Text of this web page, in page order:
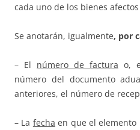
cada uno de los bienes
Se anotarán, igualmente, por
– El número de factura o,
número del documento
anteriores, el número de
– La fecha en que el